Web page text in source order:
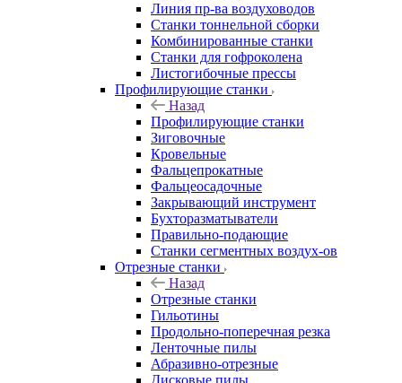
Линия пр-ва воздуховодов
Станки тоннельной сборки
Комбинированные станки
Станки для гофроколена
Листогибочные прессы
Профилирующие станки
Назад
Профилирующие станки
Зиговочные
Кровельные
Фальцепрокатные
Фальцеосадочные
Закрывающий инструмент
Бухторазматыватели
Правильно-подающие
Станки сегментных воздух-ов
Отрезные станки
Назад
Отрезные станки
Гильотины
Продольно-поперечная резка
Ленточные пилы
Абразивно-отрезные
Дисковые пилы